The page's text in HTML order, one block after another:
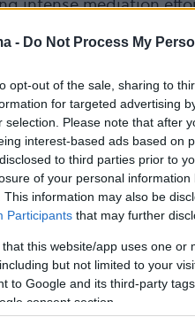
- Do Not Process My
opt-out of the sale, sharing to
for targeted advertising
selection. Please note that after
interest-based ads based on
to third parties prior to
of your personal
This information may also be
Participants that may further
that this website/app uses one
but not limited to your
to Google and its third-party
consent section.
intense mediation
to sabotage the
reached and…
Sharif
συμφωνία ΗΠΑ
κύματος κινήθηκε
Αμπάς